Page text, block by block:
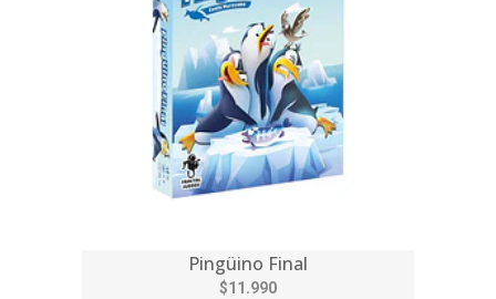
Pingüino Final
$11.990